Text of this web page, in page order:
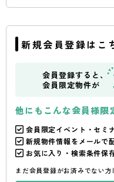
新規会員登録はこ
会員登録すると、
会員限定物件が
他にもこんな会員様限
会員限定イベント・セミ
新規物件情報をメールで
お気に入り・検索条件保
まだ会員登録がお済みでない方